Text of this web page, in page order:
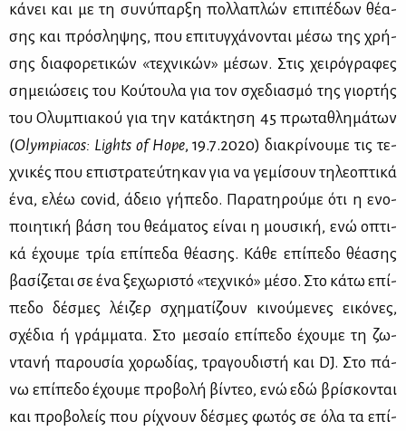
κά­νει και με τη συ­νύ­παρ­ξη πολ­λα­πλών επι­πέ­δων θέ­α­
σης και πρό­σλη­ψης, που επι­τυγ­χά­νο­νται μέ­σω της χρή­
σης δια­φο­ρε­τι­κών «τε­χνι­κών» μέ­σων. Στις χει­ρό­γρα­φες
ση­μειώ­σεις του Κού­του­λα για τον σχε­δια­σμό της γιορ­τής
του Ολυ­μπια­κού για την κα­τά­κτη­ση 45 πρω­τα­θλη­μά­των
(Olympiacos: Lights of Hope, 19.7.2020) δια­κρί­νου­με τις τε­
χνι­κές που επι­στρα­τεύ­τη­καν για να γε­μί­σουν τη­λε­ο­πτι­κά
ένα, ελέω covid, άδειο γή­πε­δο. Πα­ρα­τη­ρού­με ότι η ενο­
ποι­η­τι­κή βά­ση του θε­ά­μα­τος εί­ναι η μου­σι­κή, ενώ οπτι­
κά έχου­με τρία επί­πε­δα θέ­α­σης. Κά­θε επί­πε­δο θέ­α­σης
βα­σί­ζε­ται σε ένα ξε­χω­ρι­στό «τε­χνι­κό» μέ­σο. Στο κά­τω επί­
πε­δο δέ­σμες λέι­ζερ σχη­μα­τί­ζουν κι­νού­με­νες ει­κό­νες,
σχέ­δια ή γράμ­μα­τα. Στο με­σαίο επί­πε­δο έχου­με τη ζω­
ντα­νή πα­ρου­σία χο­ρω­δί­ας, τρα­γου­δι­στή και DJ. Στο πά­
νω επί­πε­δο έχου­με προ­βο­λή βί­ντεο, ενώ εδώ βρί­σκο­νται
και προ­βο­λείς που ρί­χνουν δέ­σμες φω­τός σε όλα τα επί­